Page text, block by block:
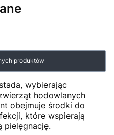
produktów
wybierając
hodowlanych
obejmuje środki do
które wspierają
pielęgnację.